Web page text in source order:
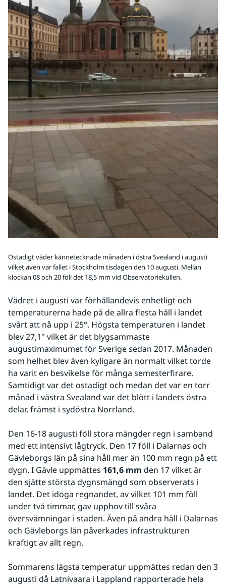
Ostadigt väder kännetecknade månaden i östra Svealand i augusti
vilket även var fallet i Stockholm tisdagen den 10 augusti. Mellan
klockan 08 och 20 föll det 18,5 mm vid Observatoriekullen.
Vädret i augusti var förhållandevis enhetligt och
temperaturerna hade på de allra flesta håll i landet
svårt att nå upp i 25°. Högsta temperaturen i landet
blev 27,1° vilket är det blygsammaste
augustimaximumet för Sverige sedan 2017. Månaden
som helhet blev även kyligare än normalt vilket torde
ha varit en besvikelse för många semesterfirare.
Samtidigt var det ostadigt och medan det var en torr
månad i västra Svealand var det blött i landets östra
delar, främst i sydöstra Norrland.
Den 16-18 augusti föll stora mängder regn i samband
med ett intensivt lågtryck. Den 17 föll i Dalarnas och
Gävleborgs län på sina håll mer än 100 mm regn på ett
dygn. I Gävle uppmättes 161,6 mm den 17 vilket är
den sjätte största dygnsmängd som observerats i
landet. Det idoga regnandet, av vilket 101 mm föll
under två timmar, gav upphov till svåra
översvämningar i staden. Även på andra håll i Dalarnas
och Gävleborgs län påverkades infrastrukturen
kraftigt av allt regn.
Sommarens lägsta temperatur uppmättes redan den 3